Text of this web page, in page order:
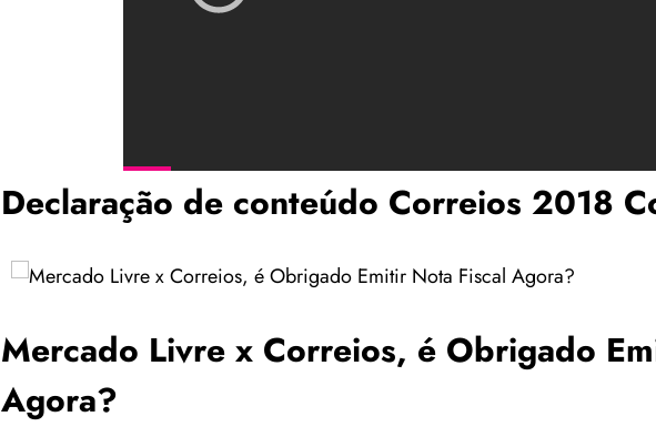
Declaração de conteúdo Correios 2018
Mercado Livre x Correios, é Obrigado
Agora?